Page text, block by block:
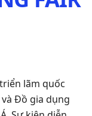
lãm quốc
Đồ gia dụng